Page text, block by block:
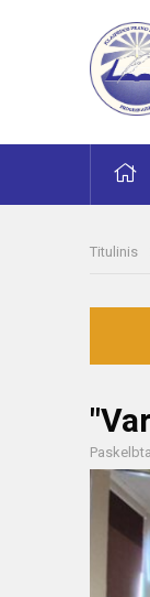
Titulinis